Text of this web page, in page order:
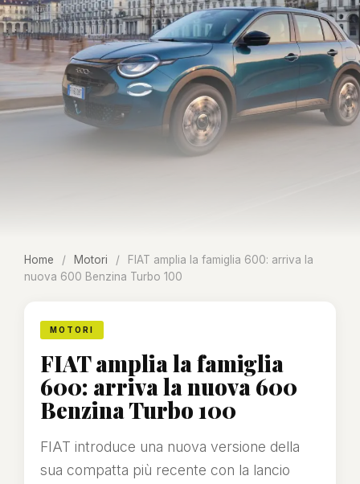
Home / Motori /
FIAT amplia la famiglia 600: arriva la
nuova 600 Benzina Turbo 100
MOTORI
FIAT amplia la famiglia
600: arriva la nuova 600
Benzina Turbo 100
FIAT introduce una nuova versione della
sua compatta più recente con la lancio